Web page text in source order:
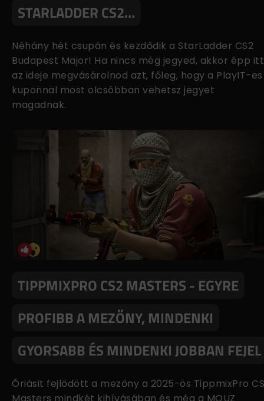
STARLADDER CS2…
Néhány hét csupán és kezdődik a StarLadder CS2
Budapest Major! Ha nincs még jegyed, akkor épp itt
az ideje megvásárolnod azt, főleg, hogy a PlayIT-es
kuponnal most olcsóbban vehetsz jegyet
magadnak.
TIPPMIXPRO CS2 MASTERS - EGYRE
PROFIBB A MEZŐNY, MINDENKI
GYORSABB ÉS MINDENKI JOBBAN FEJEL
Óriásit fejlődött a mezőny a 2025-ös TippmixPro
Masters mindkét kihívásában és még a MOUZ